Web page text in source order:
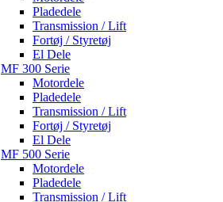
Pladedele
Transmission / Lift
Fortøj / Styretøj
El Dele
MF 300 Serie
Motordele
Pladedele
Transmission / Lift
Fortøj / Styretøj
El Dele
MF 500 Serie
Motordele
Pladedele
Transmission / Lift